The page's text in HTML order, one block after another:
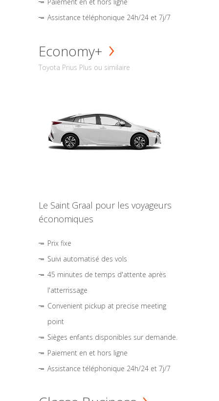
Assistance téléphonique 24h/24 et 7j/7
Economy+
Toyota Prius Plus ou similaire
Le Saint Graal pour les voyageurs
économiques
Prix fixe
Suivi automatisé des vols
45 minutes de temps d'attente après
l'atterrissage
Convenient pickup at precise meeting
point
Sièges enfants disponibles sur demande.
Paiement en et hors ligne
Assistance téléphonique 24h/24 et 7j/7